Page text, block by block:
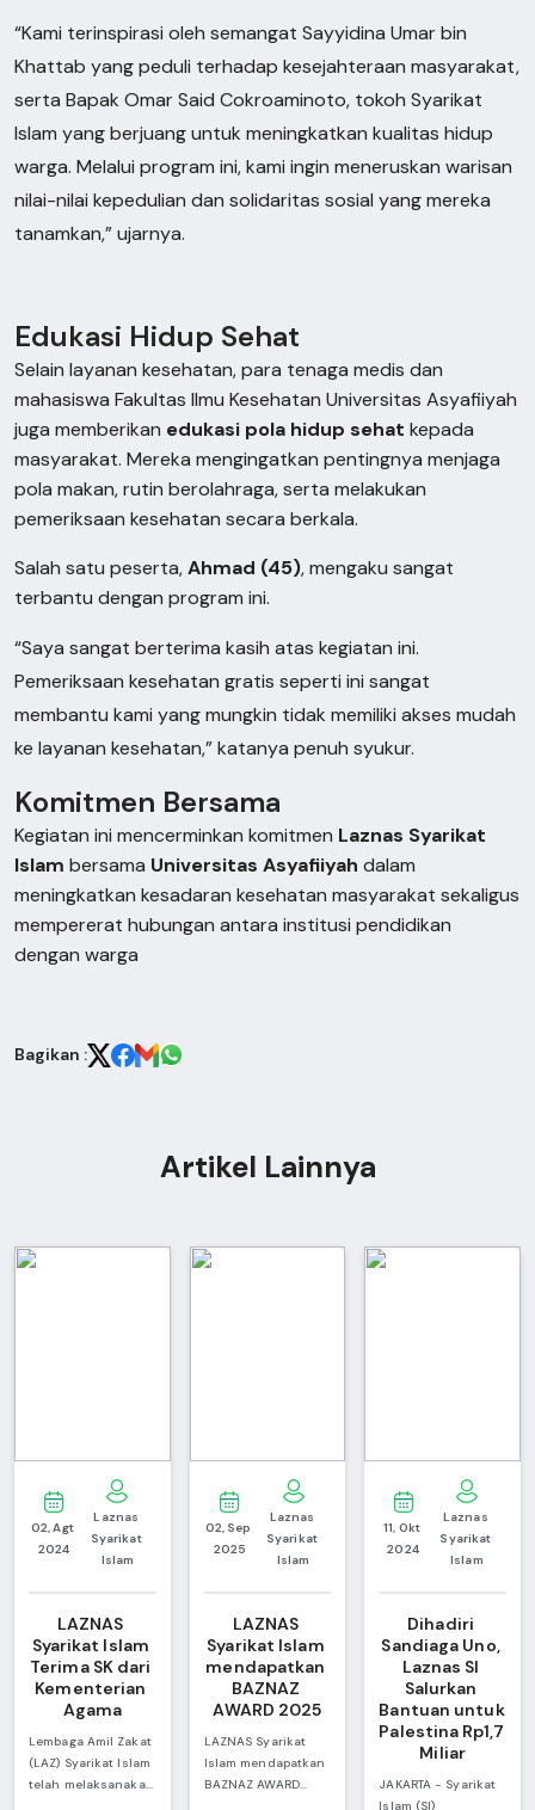
“Kami terinspirasi oleh semangat Sayyidina Umar bin
Khattab yang peduli terhadap kesejahteraan masyarakat,
serta Bapak Omar Said Cokroaminoto, tokoh Syarikat
Islam yang berjuang untuk meningkatkan kualitas hidup
warga. Melalui program ini, kami ingin meneruskan warisan
nilai-nilai kepedulian dan solidaritas sosial yang mereka
tanamkan,” ujarnya.
Edukasi Hidup Sehat
Selain layanan kesehatan, para tenaga medis dan
mahasiswa Fakultas Ilmu Kesehatan Universitas Asyafiiyah
juga memberikan edukasi pola hidup sehat kepada
masyarakat. Mereka mengingatkan pentingnya menjaga
pola makan, rutin berolahraga, serta melakukan
pemeriksaan kesehatan secara berkala.
Salah satu peserta,Ahmad (45), mengaku sangat
terbantu dengan program ini.
“Saya sangat berterima kasih atas kegiatan ini.
Pemeriksaan kesehatan gratis seperti ini sangat
membantu kami yang mungkin tidak memiliki akses mudah
ke layanan kesehatan,” katanya penuh syukur.
Komitmen Bersama
Kegiatan ini mencerminkan komitmen Laznas Syarikat
Islam bersama Universitas Asyafiiyah dalam
meningkatkan kesadaran kesehatan masyarakat sekaligus
mempererat hubungan antara institusi pendidikan
dengan warga
Bagikan :
Artikel Lainnya
02, Agt
2024
Laznas
Syarikat
Islam
LAZNAS
Syarikat Islam
Terima SK dari
Kementerian
Agama
Lembaga Amil Zakat
(LAZ) Syarikat Islam
telah melaksanakan
02, Sep
2025
Laznas
Syarikat
Islam
LAZNAS
Syarikat Islam
mendapatkan
BAZNAZ
AWARD 2025
LAZNAS Syarikat
Islam mendapatkan
BAZNAZ AWARD
11, Okt
2024
Laznas
Syarikat
Islam
Dihadiri
Sandiaga Uno,
Laznas SI
Salurkan
Bantuan untuk
Palestina Rp1,7
Miliar
JAKARTA - Syarikat
Islam (SI)